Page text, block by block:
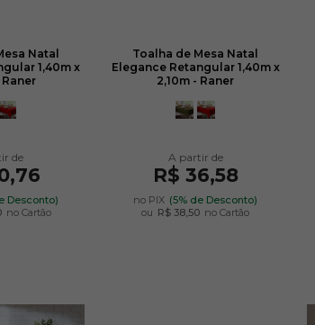
Natal
1,40m x
Desconto)
no Cartão
Toalha de Mesa Natal
Elegance Retangular 1,40m x
2,10m - Raner
R$ 36,58
no PIX (5% de Desconto)
ou R$ 38,50 no Cartão